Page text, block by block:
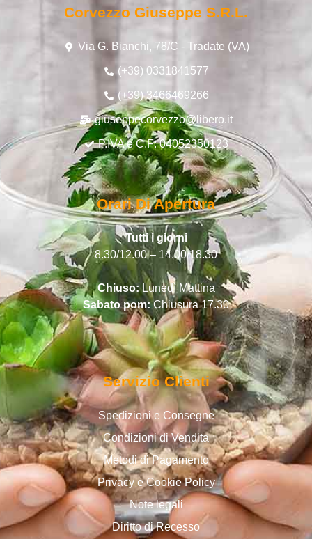
Corvezzo Giuseppe S.r.l.
Via G. Bianchi, 78/C - Tradate (VA)
(+39) 0331841577
(+39) 3466469266
giuseppecorvezzo@libero.it
P.IVA e C.F: 04052350123
Orari Di Apertura
Tutti i giorni
8.30/12.00 – 14.00/18.30
Chiuso:Lunedì Mattina
Sabato pom:Chiusura 17.30
Servizio Clienti
Spedizioni e Consegne
Condizioni di Vendita
Metodi di Pagamento
Privacy e Cookie Policy
Note legali
Diritto di Recesso